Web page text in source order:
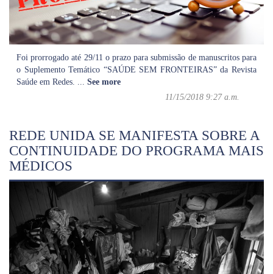
Foi prorrogado até 29/11 o prazo para submissão de manuscritos para
o Suplemento Temático “SAÚDE SEM FRONTEIRAS” da Revista
Saúde em Redes.
See more
11/15/2018 9:27 a.m.
REDE UNIDA SE MANIFESTA SOBRE A
CONTINUIDADE DO PROGRAMA MAIS
MÉDICOS